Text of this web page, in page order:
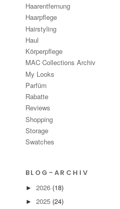
Haarentfernung
Haarpflege
Hairstyling
Haul
Körperpflege
MAC Collections Archiv
My Looks
Parfüm
Rabatte
Reviews
Shopping
Storage
Swatches
BLOG-ARCHIV
► 2026 (18)
► 2025 (24)